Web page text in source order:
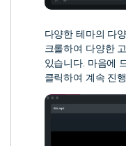
다양한 테마의 다
크롤하여 다양한
있습니다. 마음에
클릭하여 계속 진